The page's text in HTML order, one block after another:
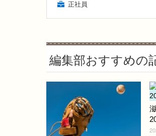
正社員
編集部おすすめの